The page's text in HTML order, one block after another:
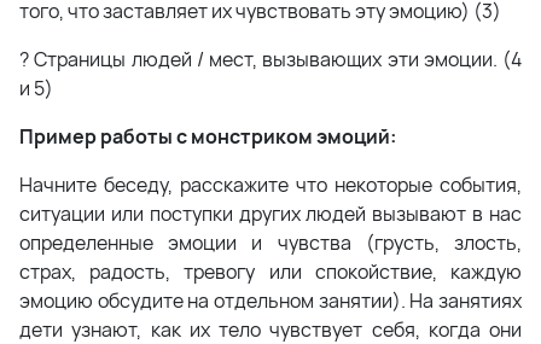
того, что заставляет их чувствовать эту эмоцию) (3)
? Страницы людей / мест, вызывающих эти эмоции. (4
и 5)
Пример работы с монстриком эмоций:
Начните беседу, расскажите что некоторые события,
ситуации или поступки других людей вызывают в нас
определенные эмоции и чувства (грусть, злость,
страх, радость, тревогу или спокойствие, каждую
эмоцию обсудите на отдельном занятии). На занятиях
дети узнают, как их тело чувствует себя, когда они